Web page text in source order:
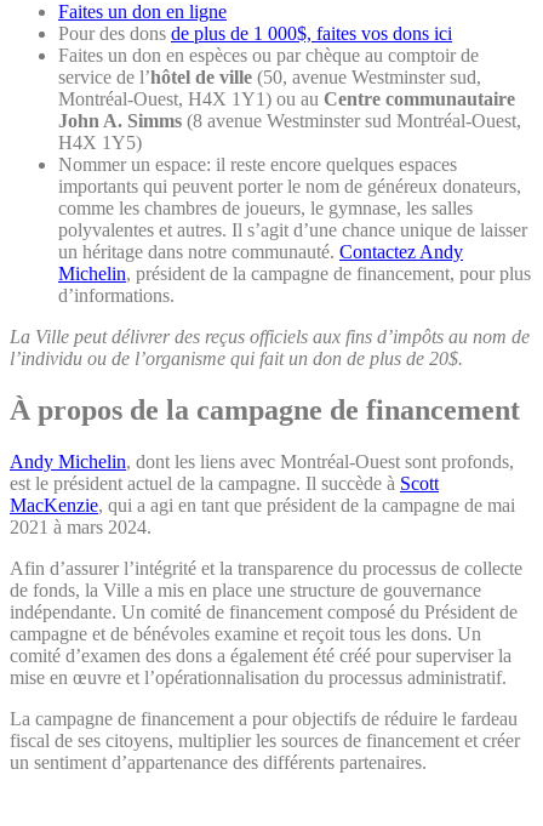
Faites un don en ligne
Pour des dons de plus de 1 000$, faites vos dons ici
Faites un don en espèces ou par chèque au comptoir de
service de l’hôtel de ville (50, avenue Westminster sud,
Montréal-Ouest, H4X 1Y1) ou au Centre communautaire
John A. Simms (8 avenue Westminster sud Montréal-Ouest,
H4X 1Y5)
Nommer un espace: il reste encore quelques espaces
importants qui peuvent porter le nom de généreux donateurs,
comme les chambres de joueurs, le gymnase, les salles
polyvalentes et autres. Il s’agit d’une chance unique de laisser
un héritage dans notre communauté. Contactez Andy
Michelin, président de la campagne de financement, pour plus
d’informations.
La Ville peut délivrer des reçus officiels aux fins d’impôts au nom de
l’individu ou de l’organisme qui fait un don de plus de 20$.
À propos de la campagne de financement
Andy Michelin, dont les liens avec Montréal-Ouest sont profonds,
est le président actuel de la campagne. Il succède à Scott
MacKenzie, qui a agi en tant que président de la campagne de mai
2021 à mars 2024.
Afin d’assurer l’intégrité et la transparence du processus de collecte
de fonds, la Ville a mis en place une structure de gouvernance
indépendante. Un comité de financement composé du Président de
campagne et de bénévoles examine et reçoit tous les dons. Un
comité d’examen des dons a également été créé pour superviser la
mise en œuvre et l’opérationnalisation du processus administratif.
La campagne de financement a pour objectifs de réduire le fardeau
fiscal de ses citoyens, multiplier les sources de financement et créer
un sentiment d’appartenance des différents partenaires.